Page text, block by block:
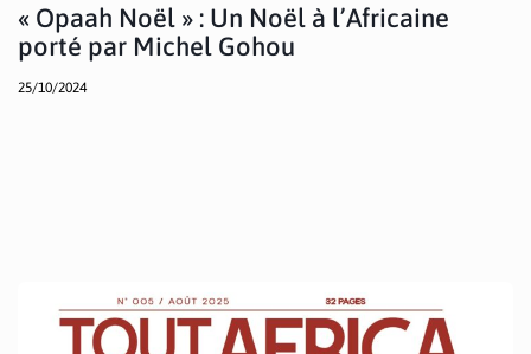
« Opaah Noël » : Un Noël à l’Africaine
porté par Michel Gohou
25/10/2024